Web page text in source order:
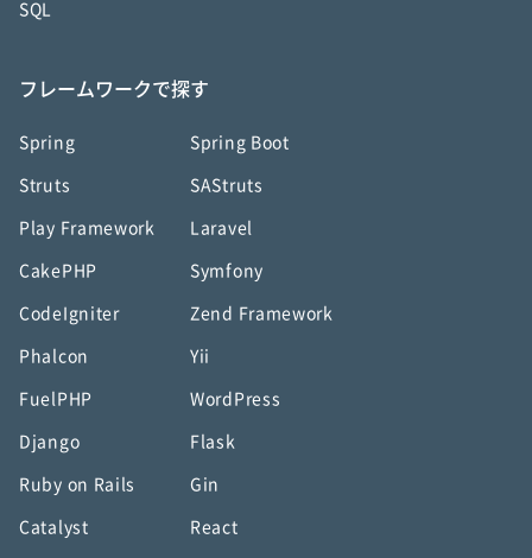
SQL
フレームワークで探す
Spring Spring Boot
Struts SAStruts
Play Framework Laravel
CakePHP Symfony
CodeIgniter Zend Framework
Phalcon Yii
FuelPHP WordPress
Django Flask
Ruby on Rails Gin
Catalyst React